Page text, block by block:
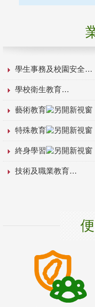
學生事務及校園安全
學校衛生教育
藝術教育
特殊教育
終身學習
技術及職業教育